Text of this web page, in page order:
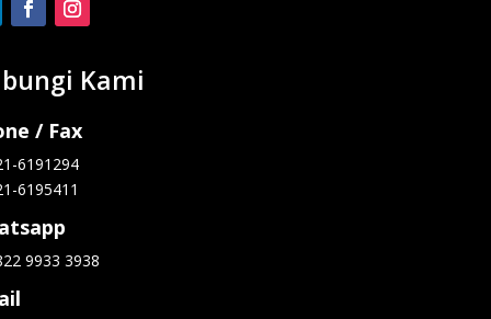
Kami
/ Fax
6191294
6195411
9933 3938